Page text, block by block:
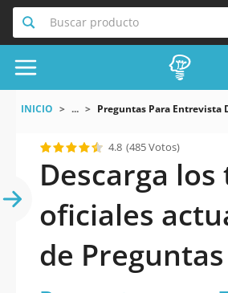
Buscar producto
INICIO ... Preguntas Para Entrevista
4.8 (485 Votos)
Descarga los
oficiales
de